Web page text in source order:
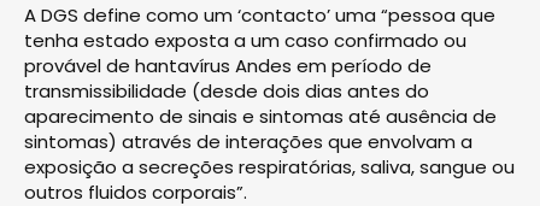
A DGS define como um ‘contacto’ uma “pessoa que
tenha estado exposta a um caso confirmado ou
provável de hantavírus Andes em período de
transmissibilidade (desde dois dias antes do
aparecimento de sinais e sintomas até ausência de
sintomas) através de interações que envolvam a
exposição a secreções respiratórias, saliva, sangue ou
outros fluidos corporais”.